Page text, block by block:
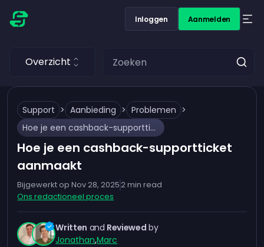
Inloggen Aanmelden
Overzicht
Support > Aanbieding > Problemen >
Hoe je een cashback-supportticket aanmaakt
Hoe je een cashback-supportticket
aanmaakt
Bijgewerkt op Nov 28, 20252min read
Ons redactioneel proces
Written and Reviewed by
Jonathan,Marc